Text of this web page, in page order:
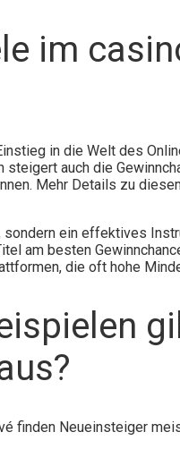
im
in die Welt des
auch die
Mehr Details zu
ein effektives
am besten
die oft hohe
finden Neueinsteiger